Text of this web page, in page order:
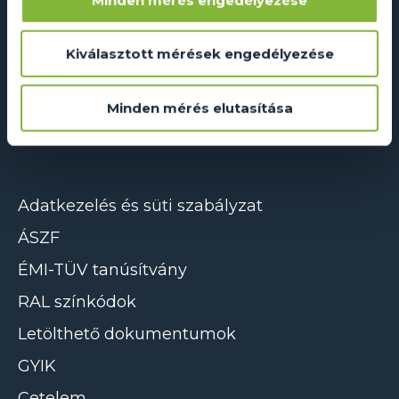
Kiválasztott mérések engedélyezése
Minden mérés elutasítása
2241 Sülysáp, Ipar utca 14/A
info@dualglass.hu
+36 20 211 51 51
Adatkezelés és süti szabályzat
ÁSZF
ÉMI-TÜV tanúsítvány
RAL színkódok
Letölthető dokumentumok
GYIK